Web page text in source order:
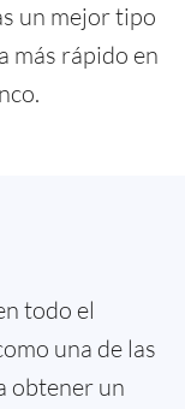
un mejor tipo
más rápido en
todo el
una de las
obtener un